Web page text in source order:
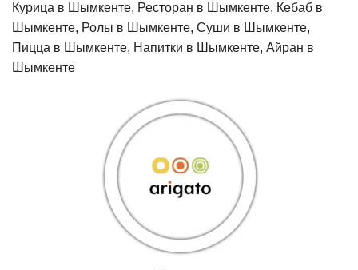
Курица в Шымкенте, Ресторан в Шымкенте, Кебаб в
Шымкенте, Ролы в Шымкенте, Суши в Шымкенте,
Пицца в Шымкенте, Напитки в Шымкенте, Айран в
Шымкенте